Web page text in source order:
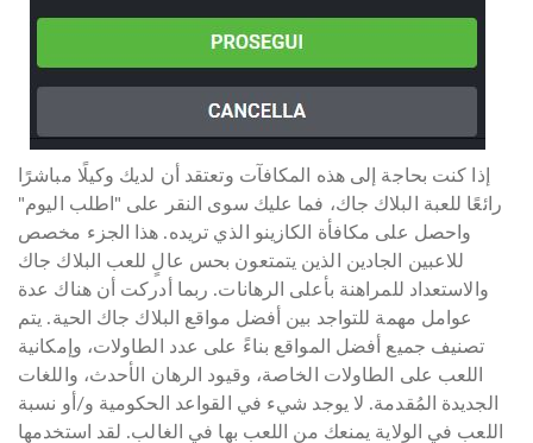
إذا كنت بحاجة إلى هذه المكافآت وتعتقد أن لديك وكيلًا مباشرًا
رائعًا للعبة البلاك جاك، فما عليك سوى النقر على "اطلب اليوم"
واحصل على مكافأة الكازينو الذي تريده. هذا الجزء مخصص
للاعبين الجادين الذين يتمتعون بحس عالٍ للعب البلاك جاك
والاستعداد للمراهنة بأعلى الرهانات. ربما أدركت أن هناك عدة
عوامل مهمة للتواجد بين أفضل مواقع البلاك جاك الحية. يتم
تصنيف جميع أفضل المواقع بناءً على عدد الطاولات، وإمكانية
اللعب على الطاولات الخاصة، وقيود الرهان الأحدث، واللغات
الجديدة المُقدمة. لا يوجد شيء في القواعد الحكومية و/أو نسبة
اللعب في الولاية يمنعك من اللعب بها في الغالب. لقد استخدمها